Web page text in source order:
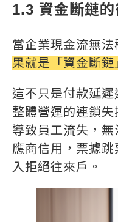
1.3 資金斷鏈
當企業現金流無法
果就是「資金斷鏈
這不只是付款延
整體營運的連鎖
導致員工流失，
應商信用，票據跳
入拒絕往來戶。